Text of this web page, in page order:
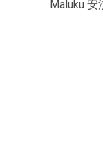
Maluku 安